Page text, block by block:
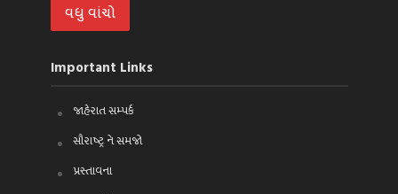
વધુ વાંચો
Important Links
જાહેરાત સમ્પર્ક
સૌરાષ્ટ્ર ને સમજો
પ્રસ્તાવના